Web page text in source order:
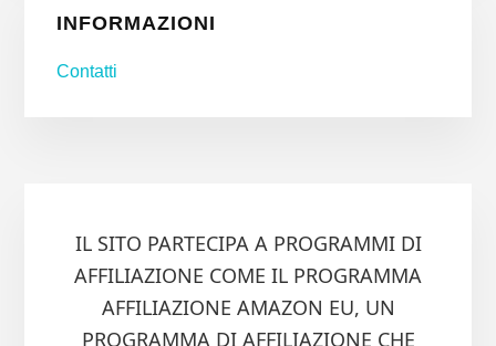
INFORMAZIONI
Contatti
IL SITO PARTECIPA A PROGRAMMI DI
AFFILIAZIONE COME IL PROGRAMMA
AFFILIAZIONE AMAZON EU, UN
PROGRAMMA DI AFFILIAZIONE CHE